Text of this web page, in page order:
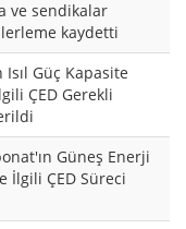
ve sendikalar
kaydetti
Güç Kapasite
ÇED Gerekli
Güneş Enerji
İlgili ÇED Süreci